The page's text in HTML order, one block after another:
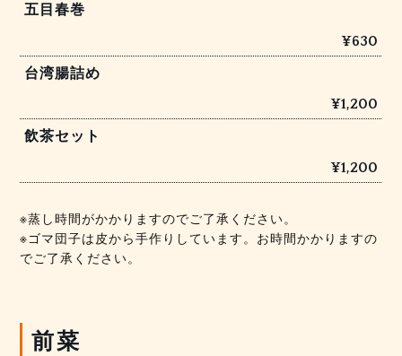
五目春巻
¥630
台湾腸詰め
¥1,200
飲茶セット
¥1,200
※蒸し時間がかかりますのでご了承ください。
※ゴマ団子は皮から手作りしています。お時間かかりますの
でご了承ください。
前菜